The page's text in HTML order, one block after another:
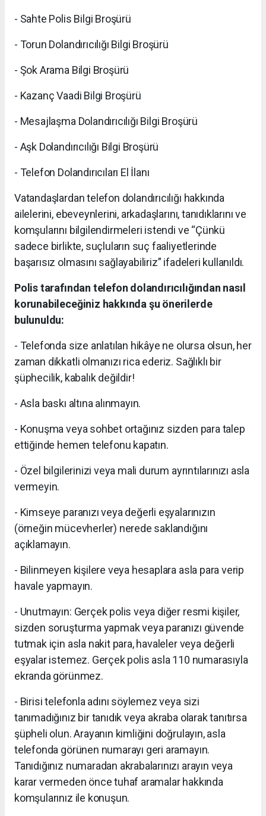
- Sahte Polis Bilgi Broşürü
- Torun Dolandırıcılığı Bilgi Broşürü
- Şok Arama Bilgi Broşürü
- Kazanç Vaadi Bilgi Broşürü
- Mesajlaşma Dolandırıcılığı Bilgi Broşürü
- Aşk Dolandırıcılığı Bilgi Broşürü
- Telefon Dolandırıcıları El İlanı
Vatandaşlardan telefon dolandırıcılığı hakkında
ailelerini, ebeveynlerini, arkadaşlarını, tanıdıklarını ve
komşularını bilgilendirmeleri istendi ve “Çünkü
sadece birlikte, suçluların suç faaliyetlerinde
başarısız olmasını sağlayabiliriz” ifadeleri kullanıldı.
Polis tarafından telefon dolandırıcılığından nasıl
korunabileceğiniz hakkında şu önerilerde
bulunuldu:
- Telefonda size anlatılan hikâye ne olursa olsun, her
zaman dikkatli olmanızı rica ederiz. Sağlıklı bir
şüphecilik, kabalık değildir!
- Asla baskı altına alınmayın.
- Konuşma veya sohbet ortağınız sizden para talep
ettiğinde hemen telefonu kapatın.
- Özel bilgilerinizi veya mali durum ayrıntılarınızı asla
vermeyin.
- Kimseye paranızı veya değerli eşyalarınızın
(örneğin mücevherler) nerede saklandığını
açıklamayın.
- Bilinmeyen kişilere veya hesaplara asla para verip
havale yapmayın.
- Unutmayın: Gerçek polis veya diğer resmi kişiler,
sizden soruşturma yapmak veya paranızı güvende
tutmak için asla nakit para, havaleler veya değerli
eşyalar istemez. Gerçek polis asla 110 numarasıyla
ekranda görünmez.
- Birisi telefonla adını söylemez veya sizi
tanımadığınız bir tanıdık veya akraba olarak tanıtırsa
şüpheli olun. Arayanın kimliğini doğrulayın, asla
telefonda görünen numarayı geri aramayın.
Tanıdığınız numaradan akrabalarınızı arayın veya
karar vermeden önce tuhaf aramalar hakkında
komşularınız ile konuşun.